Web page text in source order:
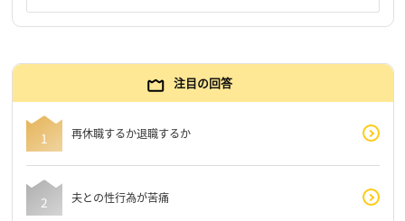
注目の回答
再休職するか退職するか
夫との性行為が苦痛